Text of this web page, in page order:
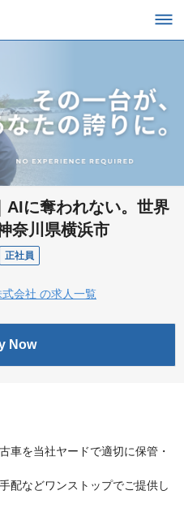
AIに奪われない。世界
奈川県横浜市
正社員
会社 の求人一覧
Now
車を当社ヤードで適切に保管・
配などワンストップでご提供し